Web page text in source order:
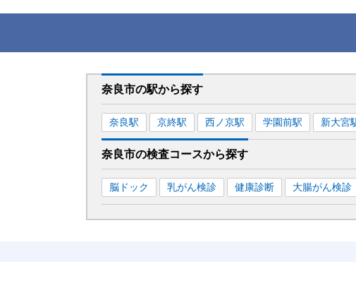
奈良市の駅から探す
奈良駅 京終駅 西ノ京駅 学園前駅 新大宮
奈良市の検査コースから探す
脳ドック 乳がん検診 健康診断 大腸がん検診